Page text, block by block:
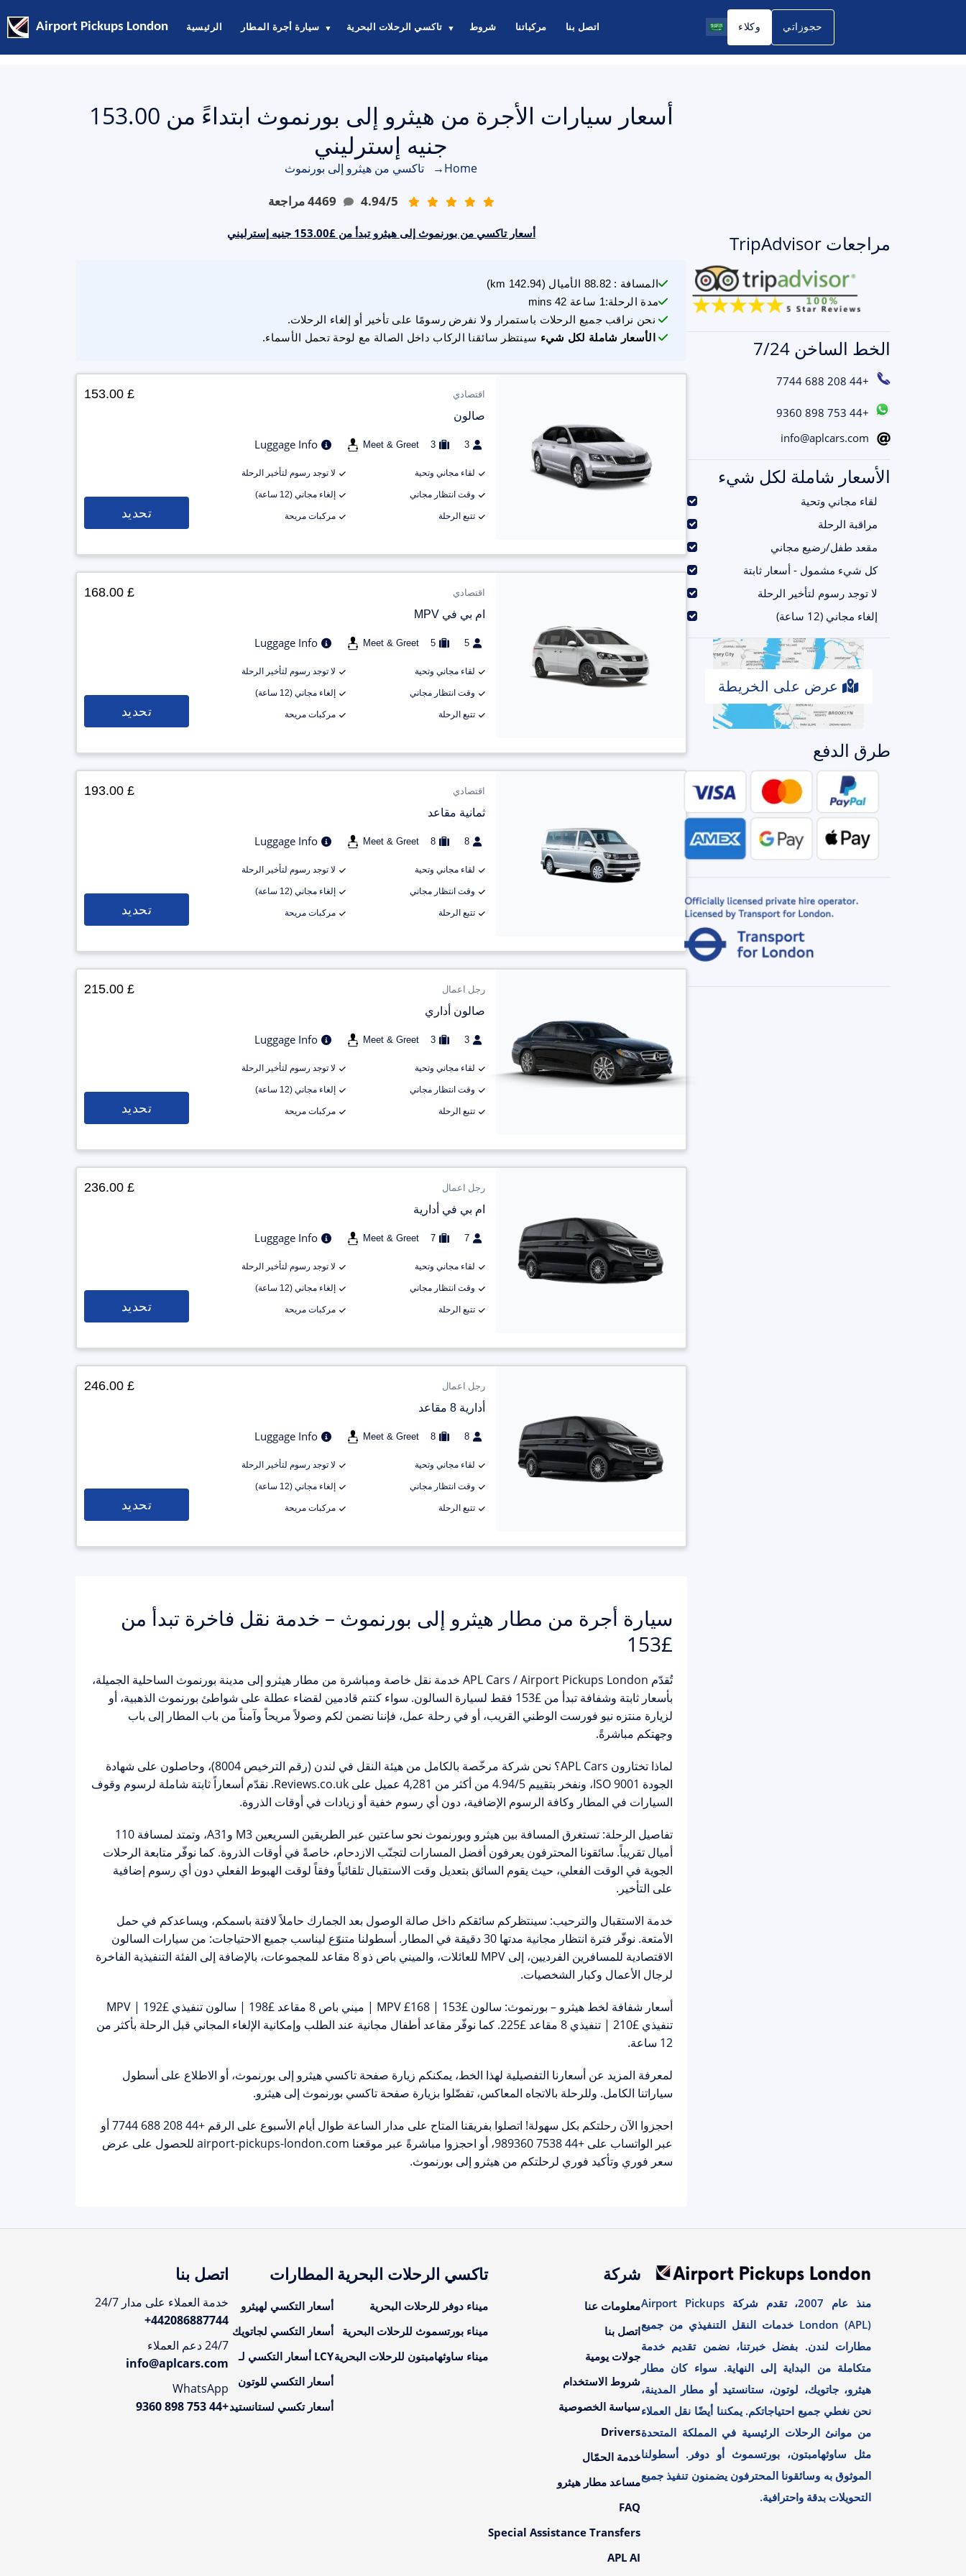
Airport Pickups London الرئيسية سيارة أجرة المطار ▼ تاكسي الرحلات البحرية ▼ شروط مركباتنا اتصل بنا وكلاء حجوزاتي
مراجعات TripAdvisor
الخط الساخن 7/24
+44 208 688 7744
+44 753 898 9360
info@aplcars.com
الأسعار شاملة لكل شيء
لقاء مجاني وتحية
مراقبة الرحلة
مقعد طفل/رضيع مجاني
كل شيء مشمول - أسعار ثابتة
لا توجد رسوم لتأخير الرحلة
إلغاء مجاني (12 ساعة)
عرض على الخريطة
طرق الدفع
أسعار سيارات الأجرة من هيثرو إلى بورنموث ابتداءً من 153.00
جنيه إسترليني
Home
→ تاكسي من هيثرو إلى بورنموث
4.94/5
4469مراجعة
أسعار تاكسي من بورنموث إلى هيثرو تبدأ من £153.00 جنيه إسترليني
المسافة :
88.82 الأميال (
142.94
مدة الرحلة:1 ساعة 42 mins
نحن نراقب جميع الرحلات باستمرار ولا نفرض رسومًا على تأخير أو إلغاء الرحلات.
الأسعار شاملة لكل شيء سينتظر سائقنا الركاب داخل الصالة مع لوحة تحمل الأسماء.
اقتصادي
صالون
3
3
Meet & Greet
Luggage Info
لقاء مجاني وتحية لا توجد رسوم لتأخير الرحلة
وقت انتظار مجاني إلغاء مجاني (12 ساعة)
تتبع الرحلة مركبات مريحة
£ 153.00
تحديد
اقتصادي
ام بي في MPV
5
5
Meet & Greet
Luggage Info
لقاء مجاني وتحية لا توجد رسوم لتأخير الرحلة
وقت انتظار مجاني إلغاء مجاني (12 ساعة)
تتبع الرحلة مركبات مريحة
£ 168.00
تحديد
اقتصادي
ثمانية مقاعد
8
8
Meet & Greet
Luggage Info
لقاء مجاني وتحية لا توجد رسوم لتأخير الرحلة
وقت انتظار مجاني إلغاء مجاني (12 ساعة)
تتبع الرحلة مركبات مريحة
£ 193.00
تحديد
رجل اعمال
صالون أداري
3
3
Meet & Greet
Luggage Info
لقاء مجاني وتحية لا توجد رسوم لتأخير الرحلة
وقت انتظار مجاني إلغاء مجاني (12 ساعة)
تتبع الرحلة مركبات مريحة
£ 215.00
تحديد
رجل اعمال
ام بي في أدارية
7
7
Meet & Greet
Luggage Info
لقاء مجاني وتحية لا توجد رسوم لتأخير الرحلة
وقت انتظار مجاني إلغاء مجاني (12 ساعة)
تتبع الرحلة مركبات مريحة
£ 236.00
تحديد
رجل اعمال
أدارية 8 مقاعد
8
8
Meet & Greet
Luggage Info
لقاء مجاني وتحية لا توجد رسوم لتأخير الرحلة
وقت انتظار مجاني إلغاء مجاني (12 ساعة)
تتبع الرحلة مركبات مريحة
£ 246.00
تحديد
سيارة أجرة من مطار هيثرو إلى بورنموث – خدمة نقل فاخرة تبدأ من
£153
تُقدّم APL Cars / Airport Pickups London خدمة نقل خاصة ومباشرة من مطار هيثرو إلى مدينة بورنموث الساحلية الجميلة،
بأسعار ثابتة وشفافة تبدأ من£153
فقط لسيارة السالون. سواء كنتم قادمين لقضاء عطلة على شواطئ بورنموث الذهبية، أو
لزيارة منتزه نيو فورست الوطني القريب، أو في رحلة عمل، فإننا نضمن لكم وصولاً مريحاً وآمناً من باب المطار إلى باب
وجهتكم مباشرةً.
لماذا تختارون APL Cars؟ نحن شركة مرخّصة بالكامل منهيئة النقل في لندن (رقم الترخيص 8004)
، وحاصلون على شهادة
الجودة ISO 9001، ونفخر بتقييم
4.94/5
من أكثر من 4,281 عميل على Reviews.co.uk. نقدّم أسعاراً ثابتة شاملة لرسوم وقوف
السيارات في المطار وكافة الرسوم الإضافية، دون أي رسوم خفية أو زيادات في أوقات الذروة.
تفاصيل الرحلة:
تستغرق المسافة بين هيثرو وبورنموث نحو ساعتين عبر الطريقين السريعين M3 وA31، وتمتد لمسافة 110
أميال تقريباً. سائقونا المحترفون يعرفون أفضل المسارات لتجنّب الازدحام، خاصةً في أوقات الذروة. كما نوفّر متابعة الرحلات
الجوية في الوقت الفعلي، حيث يقوم السائق بتعديل وقت الاستقبال تلقائياً وفقاً لوقت الهبوط الفعلي دون أي رسوم إضافية
على التأخير.
خدمة الاستقبال والترحيب: سينتظركم سائقكم داخل صالة الوصول بعد الجمارك حاملاً لافتة باسمكم، ويساعدكم في حمل
الأمتعة. نوفّر فترة انتظار مجانية مدتها30 دقيقة
في المطار. أسطولنا متنوّع ليناسب جميع الاحتياجات: من سيارات السالون
الاقتصادية للمسافرين الفرديين، إلى MPV للعائلات، والميني باص ذو 8 مقاعد للمجموعات، بالإضافة إلى الفئة التنفيذية الفاخرة
لرجال الأعمال وكبار الشخصيات.
أسعار شفافة لخط هيثرو – بورنموث:
سالون £153 | MPV £168 | ميني باص 8 مقاعد £198 | سالون تنفيذي £192 | MPV
تنفيذي £210 | تنفيذي 8 مقاعد £225. كما نوفّر
مقاعد أطفال مجانية عند الطلب وإمكانية الإلغاء المجاني قبل الرحلة بأكثر من
12 ساعة.
لمعرفة المزيد عن أسعارنا التفصيلية لهذا الخط، يمكنكم زيارة صفحةتاكسي هيثرو إلى بورنموث، أو الاطلاع علىأسطول
سياراتنا الكامل. وللرحلة بالاتجاه المعاكس، تفضّلوا بزيارة صفحةتاكسي بورنموث إلى هيثرو.
احجزوا الآن رحلتكم بكل سهولة! اتصلوا بفريقنا المتاح على مدار الساعة طوال أيام الأسبوع على الرقم+44 208 688 7744
أو
عبر الواتساب على+44 7538 989360 ، أو احجزوا مباشرةً عبر موقعنا airport-pickups-london.com للحصول على عرض
سعر فوري وتأكيد فوري لرحلتكم من هيثرو إلى بورنموث.
منذ عام 2007، تقدم شركة Airport Pickups
London (APL) خدمات النقل التنفيذي من جميع
مطارات لندن. بفضل خبرتنا، نضمن تقديم خدمة
متكاملة من البداية إلى النهاية. سواء كان مطار
هيثرو، جاتويك، لوتون، ستانستيد أو مطار المدينة،
نحن نغطي جميع احتياجاتكم. يمكننا أيضًا نقل العملاء
من موانئ الرحلات الرئيسية في المملكة المتحدة
مثل ساوثهامبتون، بورتسموث أو دوفر. أسطولنا
الموثوق به وسائقونا المحترفون يضمنون تنفيذ جميع
التحويلات بدقة واحترافية.
شركة
معلومات عنا
اتصل بنا
جولات يومية
شروط الاستخدام
سياسة الخصوصية
Drivers
خدمة الحمّال
مساعد مطار هيثرو
FAQ
Special Assistance Transfers
APL AI
تاكسي الرحلات البحرية
ميناء دوفر للرحلات البحرية
ميناء بورتسموث للرحلات البحرية
ميناء ساوثهامبتون للرحلات البحرية
المطارات
أسعار التكسي لهيثرو
أسعار التكسي لجاتويك
LCY أسعار التكسي لـ
أسعار التكسي للوتون
أسعار تكسي لستانستيد
اتصل بنا
خدمة العملاء على مدار 24/7
+442086887744
24/7 دعم العملاء
info@aplcars.com
WhatsApp
+44 753 898 9360